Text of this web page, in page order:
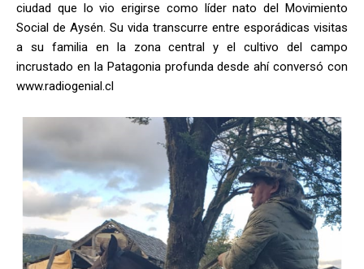
ciudad que lo vio erigirse como líder nato del Movimiento
Social de Aysén. Su vida transcurre entre esporádicas visitas
a su familia en la zona central y el cultivo del campo
incrustado en la Patagonia profunda desde ahí conversó con
www.radiogenial.cl